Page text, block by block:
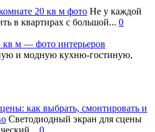
20 кв м фото Не у каждой
в квартирах с большой... 0
кв м — фото интерьеров
и модную кухню-гостиную,
как выбрать, смонтировать и
Светодиодный экран для сцены
0